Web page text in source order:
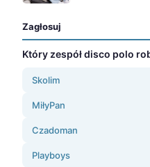
Zagłosuj
Który zespół disco polo
Skolim
MiłyPan
Czadoman
Playboys